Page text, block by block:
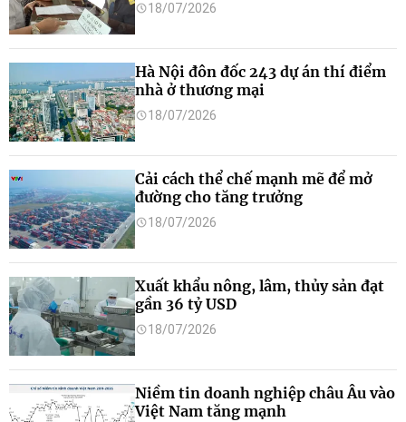
18/07/2026
Hà Nội đôn đốc 243 dự án thí điểm
nhà ở thương mại
18/07/2026
Cải cách thể chế mạnh mẽ để mở
đường cho tăng trưởng
18/07/2026
Xuất khẩu nông, lâm, thủy sản đạt
gần 36 tỷ USD
18/07/2026
Niềm tin doanh nghiệp châu Âu vào
Việt Nam tăng mạnh